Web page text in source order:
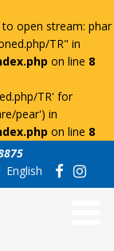
to open stream: phar
TR" in
on line 8
TR' for
pear') in
on line 8
English